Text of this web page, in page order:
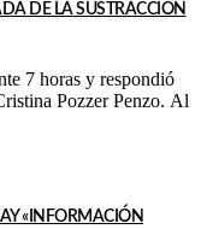
DE LA SUSTRACCIÓN
7 horas y respondió
Pozzer Penzo. Al
«INFORMACIÓN